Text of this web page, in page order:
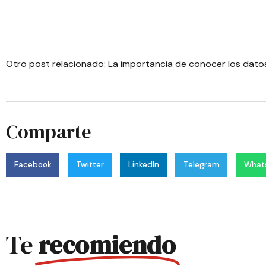
Otro post relacionado: La importancia de conocer los
Comparte
Facebook Twitter LinkedIn Telegram
Terecomiendo